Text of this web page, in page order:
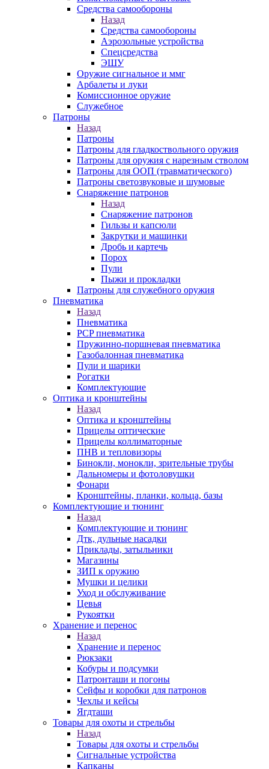
Средства самообороны
Назад
Средства самообороны
Аэрозольные устройства
Спецсредства
ЭШУ
Оружие сигнальное и ммг
Арбалеты и луки
Комиссионное оружие
Служебное
Патроны
Назад
Патроны
Патроны для гладкоствольного оружия
Патроны для оружия с нарезным стволом
Патроны для ООП (травматического)
Патроны светозвуковые и шумовые
Снаряжение патронов
Назад
Снаряжение патронов
Гильзы и капсюли
Закрутки и машинки
Дробь и картечь
Порох
Пули
Пыжи и прокладки
Патроны для служебного оружия
Пневматика
Назад
Пневматика
PCP пневматика
Пружинно-поршневая пневматика
Газобалонная пневматика
Пули и шарики
Рогатки
Комплектующие
Оптика и кронштейны
Назад
Оптика и кронштейны
Прицелы оптические
Прицелы коллиматорные
ПНВ и тепловизоры
Бинокли, монокли, зрительные трубы
Дальномеры и фотоловушки
Фонари
Кронштейны, планки, кольца, базы
Комплектующие и тюнинг
Назад
Комплектующие и тюнинг
Дтк, дульные насадки
Приклады, затыльники
Магазины
ЗИП к оружию
Мушки и целики
Уход и обслуживание
Цевья
Рукоятки
Хранение и перенос
Назад
Хранение и перенос
Рюкзаки
Кобуры и подсумки
Патронташи и погоны
Сейфы и коробки для патронов
Чехлы и кейсы
Ягдташи
Товары для охоты и стрельбы
Назад
Товары для охоты и стрельбы
Сигнальные устройства
Капканы